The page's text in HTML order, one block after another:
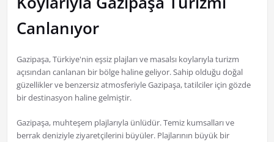
Canlanıyor
Gazipaşa, Türkiye'nin eşsiz plajları ve masalsı koylarıyla turizm
açısından canlanan bir bölge haline geliyor. Sahip olduğu doğal
güzellikler ve benzersiz atmosferiyle Gazipaşa, tatilciler için gözde
bir destinasyon haline gelmiştir.
Gazipaşa, muhteşem plajlarıyla ünlüdür. Temiz kumsalları ve
berrak deniziyle ziyaretçilerini büyüler. Plajlarının büyük bir